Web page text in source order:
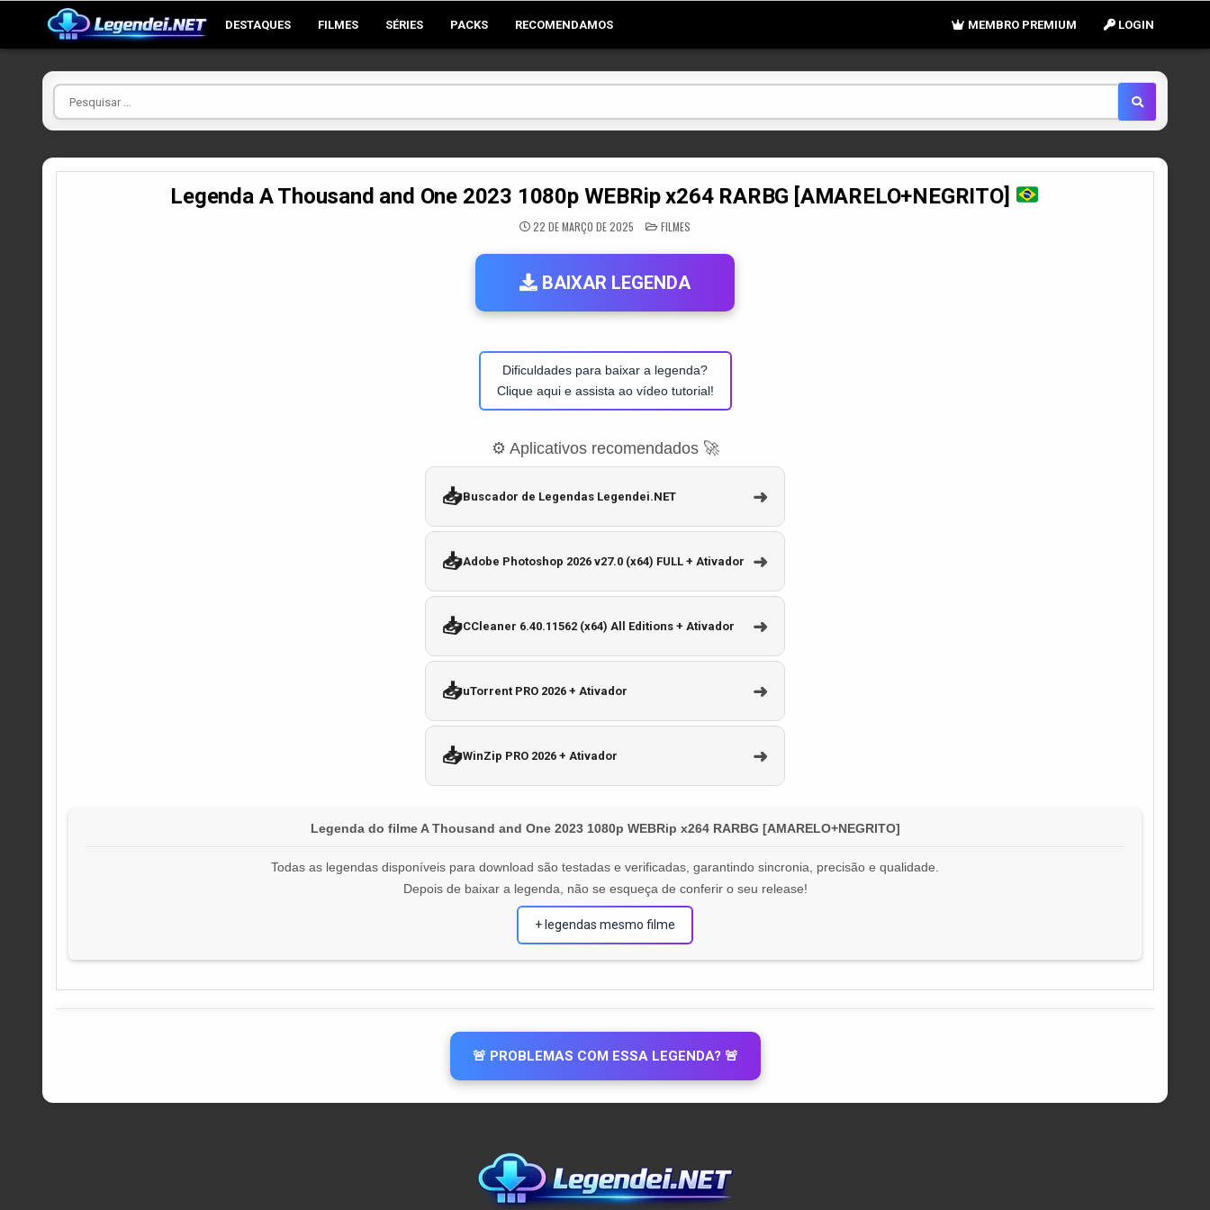
DESTAQUES FILMES SÉRIES PACKS RECOMENDAMOS LOGIN
MEMBRO PREMIUM
Pesquisar
por
Legenda A Thousand and One 2023 1080p WEBRip x264 RARBG [AMARELO+NEGRITO]
22 DE MARÇO DE 2025 POSTED
IN
FILMES
BAIXAR LEGENDA
Dificuldades para baixar a legenda?
Clique aqui e assista ao vídeo tutorial!
⚙️ Aplicativos recomendados 🚀
📥Buscador de Legendas Legendei.NET ➜
📥Adobe Photoshop 2026 v27.0 (x64) FULL + Ativador ➜
📥CCleaner 6.40.11562 (x64) All Editions + Ativador ➜
📥uTorrent PRO 2026 + Ativador ➜
📥WinZip PRO 2026 + Ativador ➜
Legenda do filme A Thousand and One 2023 1080p WEBRip x264 RARBG [AMARELO+NEGRITO]
Todas as legendas disponíveis para download são testadas e verificadas, garantindo sincronia, precisão e qualidade.
Depois de baixar a legenda, não se esqueça de conferir o seu release!
+ legendas mesmo filme
🚨 PROBLEMAS COM ESSA LEGENDA? 🚨